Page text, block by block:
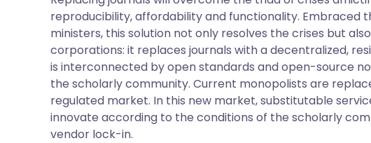
reproducibility, affordability and functionality. Embraced
ministers, this solution not only resolves the crises but
corporations: it replaces journals with a decentralized,
is interconnected by open standards and open-source
the scholarly community. Current monopolists are
regulated market. In this new market, substitutable
innovate according to the conditions of the scholarly
vendor lock-in.